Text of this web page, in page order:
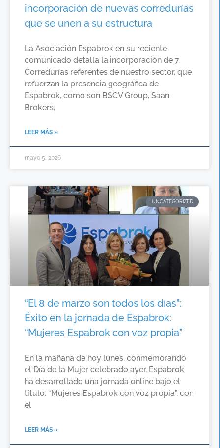
incorporación de nuevas corredurías
que se unen a su estructura
La Asociación Espabrok en su reciente
comunicado detalla la incorporación de 7
Corredurías referentes de nuestro sector, que
refuerzan la presencia geográfica de
Espabrok, como son BSCV Group, Saan
Brokers,
LEER MÁS »
mayo 5, 2026
UNCATEGORIZED
“El 8 de marzo son todos los días”:
Éxito en la jornada de Espabrok:
“Mujeres Espabrok con voz propia”
En la mañana de hoy lunes, conmemorando
el Día de la Mujer celebrado ayer, Espabrok
ha desarrollado una jornada online bajo el
título: “Mujeres Espabrok con voz propia”, con
el
LEER MÁS »